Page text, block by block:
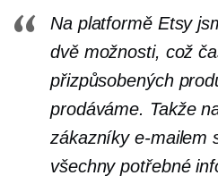
Na platformě Etsy
dvě možnosti, což
přizpůsobených
prodáváme. Takže
zákazníky e-mailem
všechny potřebné